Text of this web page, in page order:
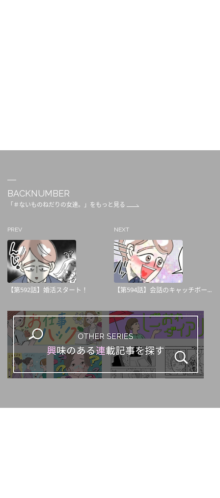
BACKNUMBER
「＃ないものねだりの女達。」をもっと見る
PREV
【第592話】婚活スタート！
NEXT
【第594話】会話のキャッチボー...